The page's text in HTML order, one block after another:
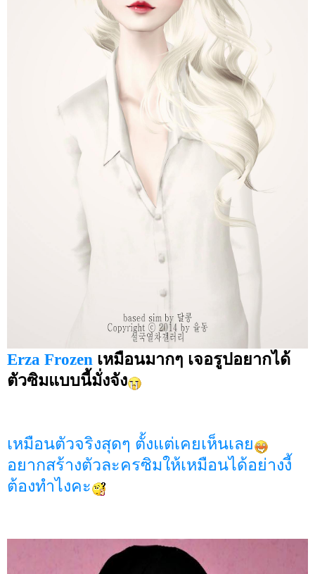
Erza Frozen เหมือนมากๆ เจอรูปอยากได้
ตัวซิมแบบนี้มั่งจัง
เหมือนตัวจริงสุดๆ ตั้งแต่เคยเห็นเลย
อยากสร้างตัวละครซิมให้เหมือนได้อย่างงี้
ต้องทำไงคะ